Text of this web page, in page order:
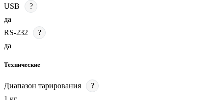
USB
?
да
RS-232
?
да
Технические
Диапазон тарирования
?